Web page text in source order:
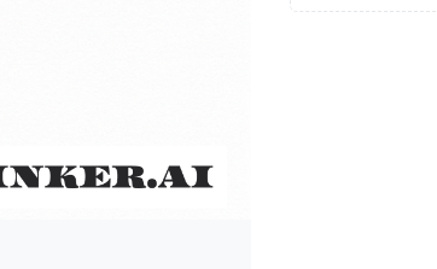
日式